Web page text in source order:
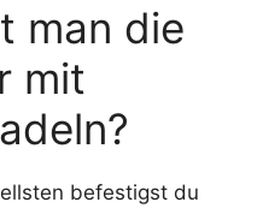
man die
mit
befestigst du